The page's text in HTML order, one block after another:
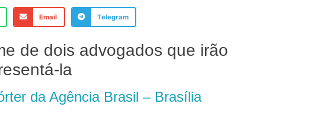
Email Telegram
de dois advogados que irão
la
da Agência Brasil – Brasília